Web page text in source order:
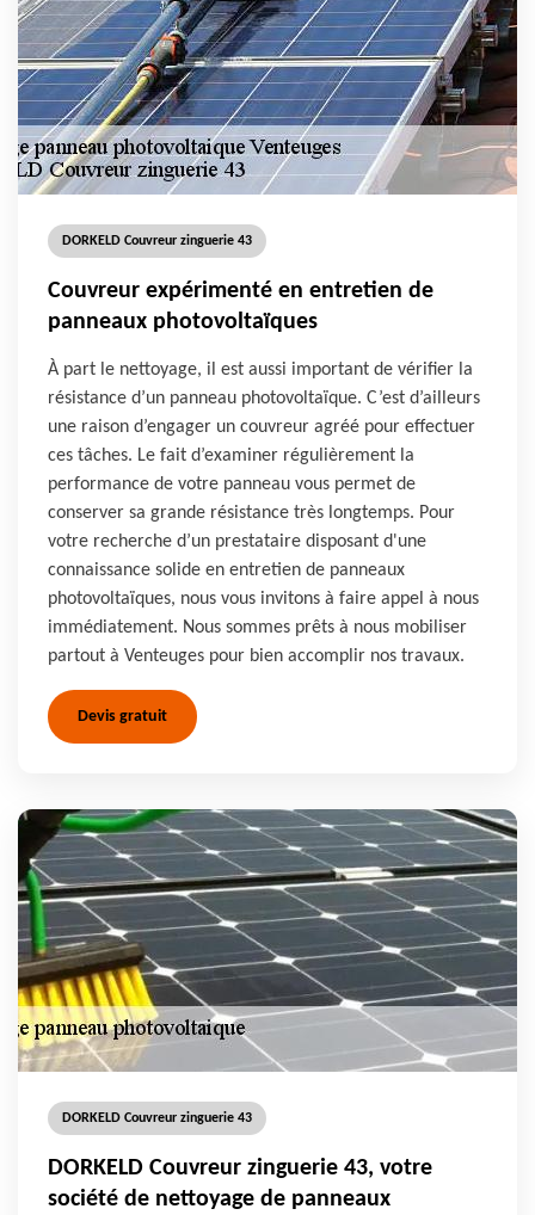
DORKELD Couvreur zinguerie 43
Couvreur expérimenté en entretien de
panneaux photovoltaïques
À part le nettoyage, il est aussi important de vérifier la
résistance d’un panneau photovoltaïque. C’est d’ailleurs
une raison d’engager un couvreur agréé pour effectuer
ces tâches. Le fait d’examiner régulièrement la
performance de votre panneau vous permet de
conserver sa grande résistance très longtemps. Pour
votre recherche d’un prestataire disposant d'une
connaissance solide en entretien de panneaux
photovoltaïques, nous vous invitons à faire appel à nous
immédiatement. Nous sommes prêts à nous mobiliser
partout à Venteuges pour bien accomplir nos travaux.
Devis gratuit
DORKELD Couvreur zinguerie 43
DORKELD Couvreur zinguerie 43, votre
société de nettoyage de panneaux